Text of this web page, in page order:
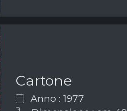
Cartone
Anno : 1977